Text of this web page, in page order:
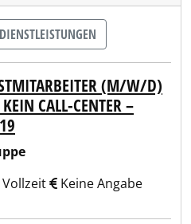
(M/W/D)
CALL-CENTER –
Vollzeit Keine Angabe